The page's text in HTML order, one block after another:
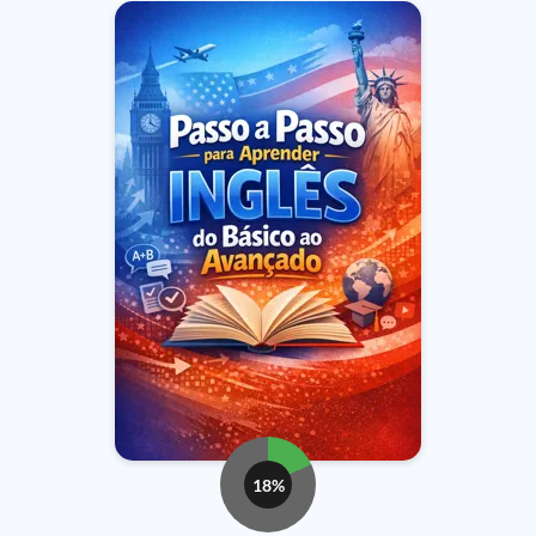
18%